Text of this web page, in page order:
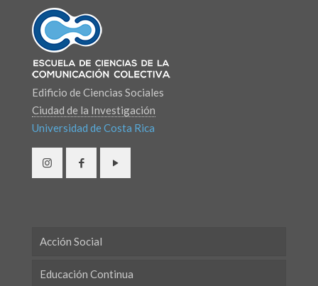
Edificio de Ciencias Sociales
Ciudad de la Investigación
Universidad de Costa Rica
Acción Social
Educación Continua